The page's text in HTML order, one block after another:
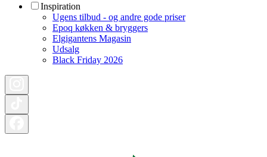
Inspiration
Ugens tilbud - og andre gode priser
Epoq køkken & bryggers
Elgigantens Magasin
Udsalg
Black Friday 2026